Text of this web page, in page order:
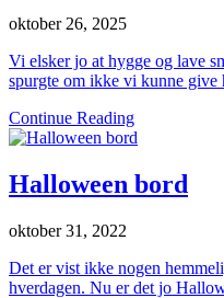
oktober 26, 2025
Vi elsker jo at hygge og lave
spurgte om ikke vi kunne
Continue Reading
Halloween bord
oktober 31, 2022
Det er vist ikke nogen
hverdagen. Nu er det jo